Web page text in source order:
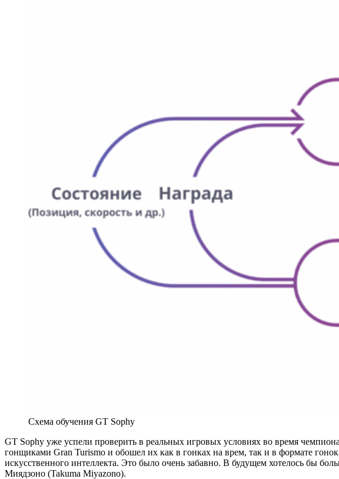
Схема обучения GT Sophy
GT Sophy уже успели проверить в реальных игровых условиях во время
гонщиками Gran Turismo и обошел их как в гонках на врем, так и в формате
искусственного интеллекта. Это было очень забавно. В будущем хотелось бы
Миядзоно (Takuma Miyazono).